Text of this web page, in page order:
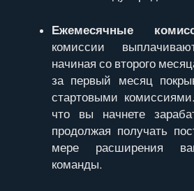
Ежемесячные
комиссии
начиная со второго
за первый месяц
стартовыми
что вы начнете
продолжая получать
мере расширения
команды.